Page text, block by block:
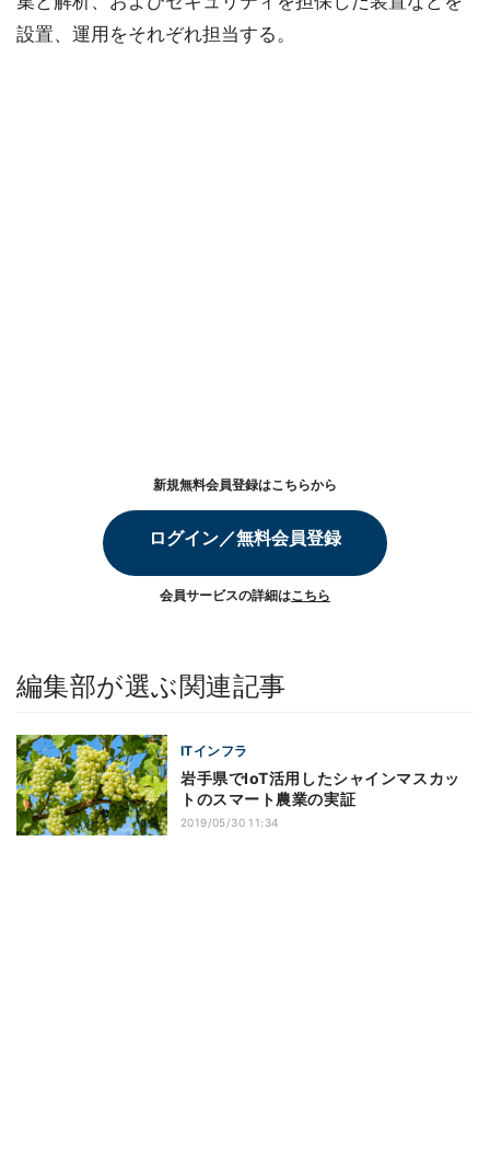
設置、運用をそれぞれ担当する。
新規無料会員登録はこちらから
ログイン／無料会員登録
会員サービスの詳細はこちら
編集部が選ぶ関連記事
ITインフラ
岩手県でIoT活用したシャインマスカッ
トのスマート農業の実証
2019/05/30 11:34